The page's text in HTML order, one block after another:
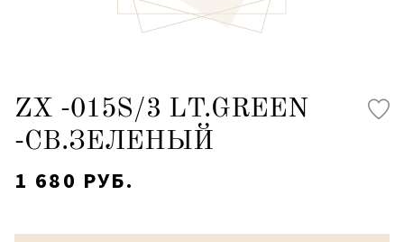
ZX -015S/3 LT.GREEN
-СВ.ЗЕЛЕНЫЙ
1 680 РУБ.